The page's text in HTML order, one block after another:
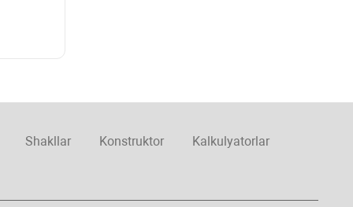
Shakllar Konstruktor Kalkulyatorlar